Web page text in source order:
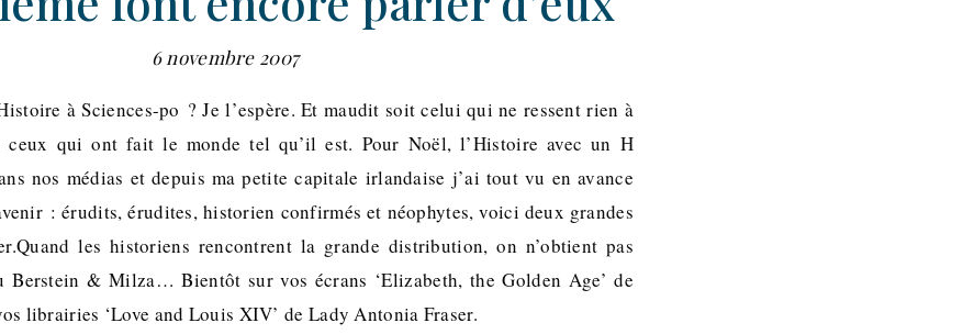
6 novembre 2007
à Sciences-po ? Je l’espère. Et maudit soit celui qui ne ressent rien à
ceux qui ont fait le monde tel qu’il est. Pour Noël, l’Histoire avec un H
nos médias et depuis ma petite capitale irlandaise j’ai tout vu en avance
: érudits, érudites, historien confirmés et néophytes, voici deux grandes
les historiens rencontrent la grande distribution, on n’obtient pas
Berstein & Milza… Bientôt sur vos écrans ‘Elizabeth, the Golden Age’ de
librairies ‘Love and Louis XIV’ de Lady Antonia Fraser.